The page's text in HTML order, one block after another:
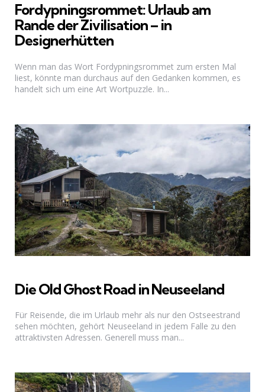
Fordypningsrommet: Urlaub am
Rande der Zivilisation – in
Designerhütten
Wenn man das Wort Fordypningsrommet zum ersten Mal
liest, könnte man durchaus auf den Gedanken kommen, es
handelt sich um eine Art Wortpuzzle. In...
Die Old Ghost Road in Neuseeland
Für Reisende, die im Urlaub mehr als nur den Ostseestrand
sehen möchten, gehört Neuseeland in jedem Falle zu den
attraktivsten Adressen. Generell muss man...